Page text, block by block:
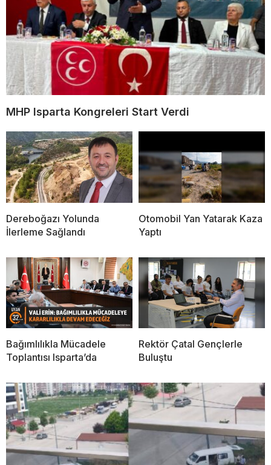
MHP Isparta Kongreleri Start Verdi
Dereboğazı Yolunda
İlerleme Sağlandı
Otomobil Yan Yatarak Kaza
Yaptı
Bağımlılıkla Mücadele
Toplantısı Isparta’da
Rektör Çatal Gençlerle
Buluştu